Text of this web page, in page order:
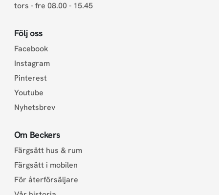
tors - fre 08.00 - 15.45
Följ oss
Facebook
Instagram
Pinterest
Youtube
Nyhetsbrev
Om Beckers
Färgsätt hus & rum
Färgsätt i mobilen
För återförsäljare